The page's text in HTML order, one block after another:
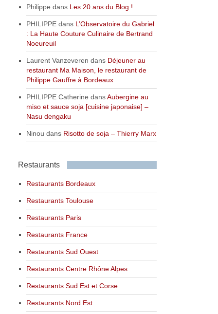
Philippe dans Les 20 ans du Blog !
PHILIPPE dans L’Observatoire du Gabriel
: La Haute Couture Culinaire de Bertrand
Noeureuil
Laurent Vanzeveren dans Déjeuner au
restaurant Ma Maison, le restaurant de
Philippe Gauffre à Bordeaux
PHILIPPE Catherine dansAubergine au
miso et sauce soja [cuisine japonaise] –
Nasu dengaku
Ninou dans Risotto de soja – Thierry Marx
Restaurants
Restaurants Bordeaux
Restaurants Toulouse
Restaurants Paris
Restaurants France
Restaurants Sud Ouest
Restaurants Centre Rhône Alpes
Restaurants Sud Est et Corse
Restaurants Nord Est